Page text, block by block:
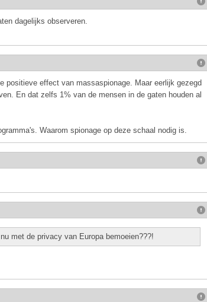
dagelijks observeren.
positieve effect van massaspionage. Maar eerlijk gezegd
En dat zelfs 1% van de mensen in de gaten houden al
Waarom spionage op deze schaal nodig is.
met de privacy van Europa bemoeien???!